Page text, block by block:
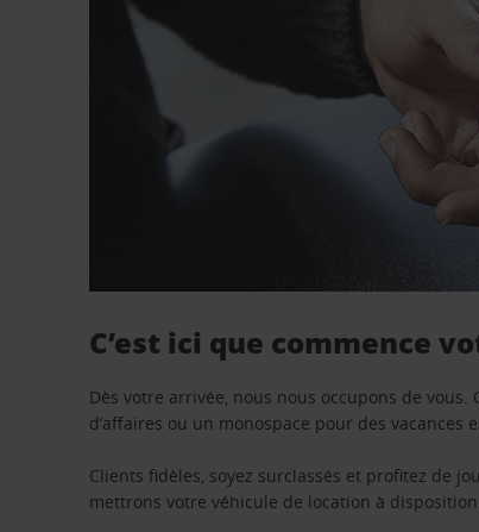
C’est ici que commence
Dès votre arrivée, nous nous occupons de
d’affaires ou un monospace pour des
Clients fidèles, soyez surclassés et profitez de
mettrons votre véhicule de location à disposition.